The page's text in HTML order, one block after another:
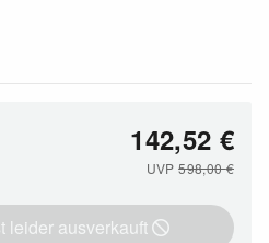
142,52 €
UVP598,00€
leider ausverkauft